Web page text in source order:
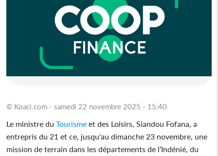
© Koaci.com - samedi 22 novembre 2025 - 15:40
Le ministre duTourisme et des Loisirs, Siandou Fofana, a
entrepris du 21 et ce, jusqu'au dimanche 23 novembre, une
mission de terrain dans les départements de l’Indénié, du